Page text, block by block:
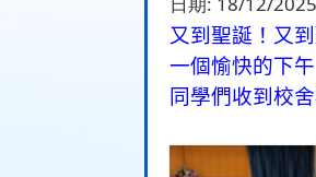
又到聖誕！又
一個愉快的下午
同學們收到校